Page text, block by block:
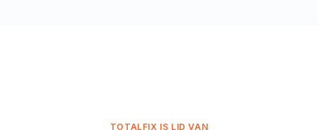
TOTALFIX IS LID VAN